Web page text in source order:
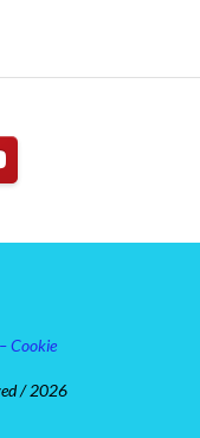
Cookie
/ 2026